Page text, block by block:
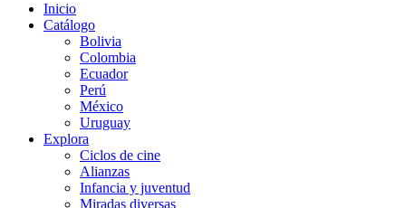
Inicio
Catálogo
Bolivia
Colombia
Ecuador
Perú
México
Uruguay
Explora
Ciclos de cine
Alianzas
Infancia y juventud
Miradas diversas